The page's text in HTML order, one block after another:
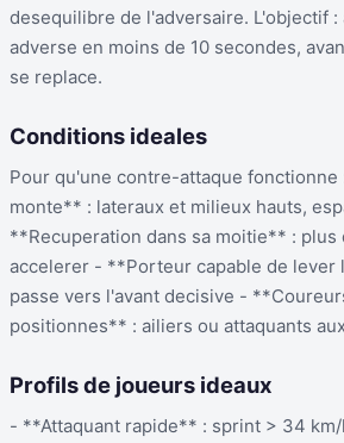
desequilibre de l'adversaire. L'objectif
adverse en moins de 10 secondes,
se replace.
Conditions ideales
Pour qu'une contre-attaque
monte** : lateraux et milieux hauts,
**Recuperation dans sa moitie** : plus
accelerer - **Porteur capable de lever
passe vers l'avant decisive -
positionnes** : ailiers ou attaquants
Profils de joueurs ideaux
- **Attaquant rapide** : sprint > 34 km/